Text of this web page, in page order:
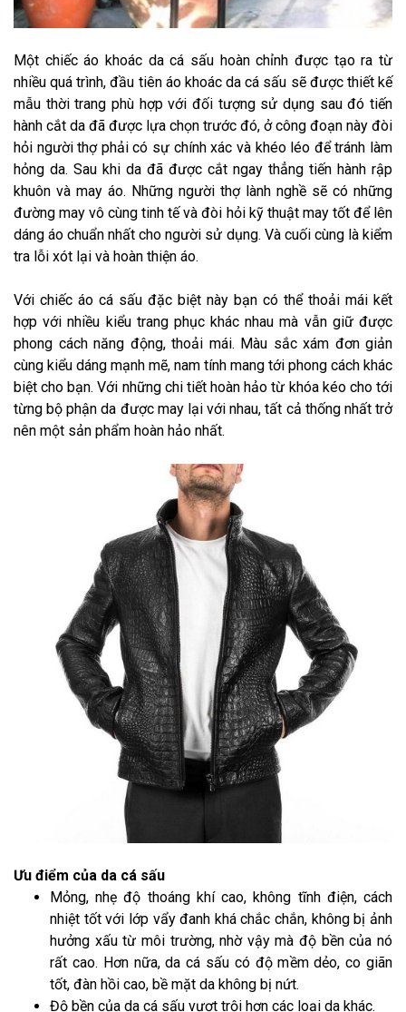
Một chiếc áo khoác da cá sấu hoàn chỉnh được tạo ra từ
nhiều quá trình, đầu tiên áo khoác da cá sấu sẽ được thiết kế
mẫu thời trang phù hợp với đối tượng sử dụng sau đó tiến
hành cắt da đã được lựa chọn trước đó, ở công đoạn này đòi
hỏi người thợ phải có sự chính xác và khéo léo để tránh làm
hỏng da. Sau khi da đã được cắt ngay thẳng tiến hành rập
khuôn và may áo. Những người thợ lành nghề sẽ có những
đường may vô cùng tinh tế và đòi hỏi kỹ thuật may tốt để lên
dáng áo chuẩn nhất cho người sử dụng. Và cuối cùng là kiểm
tra lỗi xót lại và hoàn thiện áo.
Với chiếc áo cá sấu đặc biệt này bạn có thể thoải mái kết
hợp với nhiều kiểu trang phục khác nhau mà vẫn giữ được
phong cách năng động, thoải mái. Màu sắc xám đơn giản
cùng kiểu dáng mạnh mẽ, nam tính mang tới phong cách khác
biệt cho bạn. Với những chi tiết hoàn hảo từ khóa kéo cho tới
từng bộ phận da được may lại với nhau, tất cả thống nhất trở
nên một sản phẩm hoàn hảo nhất.
Ưu điểm của da cá sấu
Mỏng, nhẹ độ thoáng khí cao, không tĩnh điện, cách
nhiệt tốt với lớp vẩy đanh khá chắc chắn, không bị ảnh
hưởng xấu từ môi trường, nhờ vậy mà độ bền của nó
rất cao. Hơn nữa, da cá sấu có độ mềm dẻo, co giãn
tốt, đàn hồi cao, bề mặt da không bị nứt.
Độ bền của da cá sấu vượt trội hơn các loại da khác.